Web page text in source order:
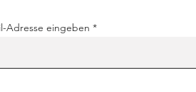
Adresse eingeben